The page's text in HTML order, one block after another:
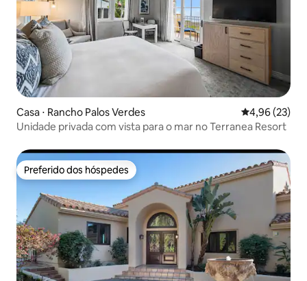
Casa ⋅ Rancho Palos Verdes 4,96 de uma
4,96 (23)
Unidade privada com vista para o mar no Terranea Resort
Preferido dos hóspedes
Preferido dos hóspedes